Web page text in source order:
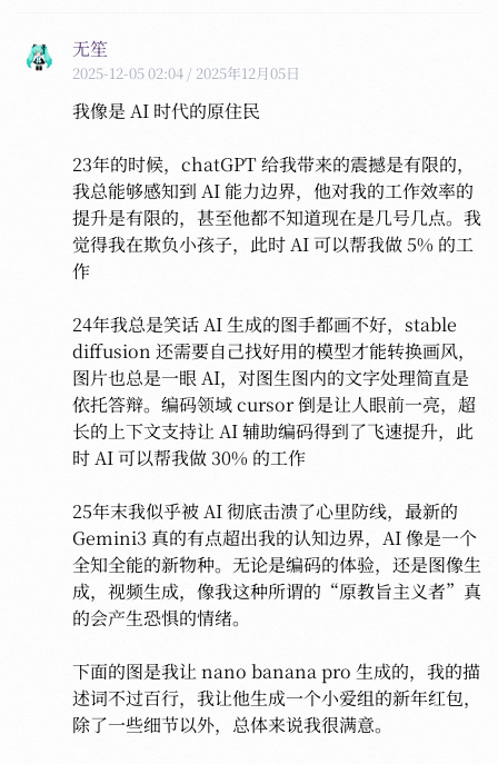
无笙
2025-12-05 02:04 / 2025年12月05日
我像是 AI 时代的原住民
23年的时候，chatGPT 给我带来的震撼是有限的，
我总能够感知到 AI 能力边界，他对我的工作效率的
提升是有限的，甚至他都不知道现在是几号几点。我
觉得我在欺负小孩子，此时 AI 可以帮我做 5% 的工
作
24年我总是笑话 AI 生成的图手都画不好，stable
diffusion 还需要自己找好用的模型才能转换画风，
图片也总是一眼 AI，对图生图内的文字处理简直是
依托答辩。编码领域 cursor 倒是让人眼前一亮，超
长的上下文支持让 AI 辅助编码得到了飞速提升，此
时 AI 可以帮我做 30% 的工作
25年末我似乎被 AI 彻底击溃了心里防线，最新的
Gemini3 真的有点超出我的认知边界，AI 像是一个
全知全能的新物种。无论是编码的体验，还是图像生
成，视频生成，像我这种所谓的“原教旨主义者”真
的会产生恐惧的情绪。
下面的图是我让 nano banana pro 生成的，我的描
述词不过百行，我让他生成一个小爱组的新年红包，
除了一些细节以外，总体来说我很满意。